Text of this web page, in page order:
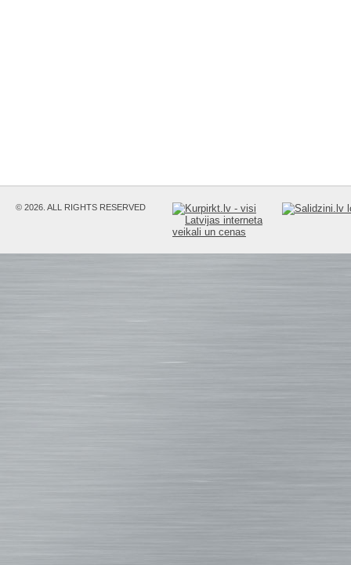
© 2026. ALL RIGHTS RESERVED